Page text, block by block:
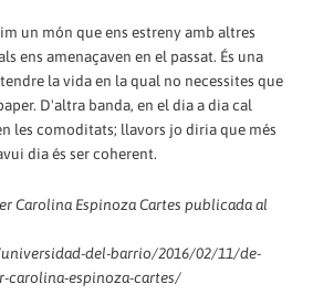
un món que ens estreny amb altres
ens amenaçaven en el passat. És una
la vida en la qual no necessites que
D'altra banda, en el dia a dia cal
les comoditats; llavors jo diria que més
dia és ser coherent.
Carolina Espinoza Cartes publicada al
del-barrio/2016/02/11/de-
carolina-espinoza-cartes/